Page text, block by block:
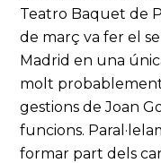
Teatro Baquet de
de març va fer el
Madrid en una
molt
gestions de Joan
funcions.
formar part dels